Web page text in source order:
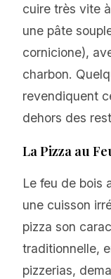
cuire très vite
une pâte
cornicione),
charbon.
revendiquent
dehors des
La Pizza au
Le feu de bois
une cuisson
pizza son
traditionnelle,
pizzerias,